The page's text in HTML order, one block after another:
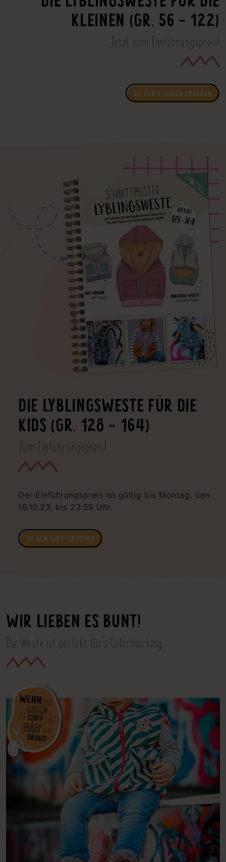
KLEINEN (GR. 56 - 122)
Jetzt zum Einführungspreis!
ZU DEN KLEINEN GRÖSSEN
DIE LYBLINGSWESTE FÜR DIE
KIDS (GR. 128 - 164)
Zum Einführungspreis!
Der Einführungspreis ist gültig bis Montag, den
16.10.23, bis 23:59 Uhr.
ZU DEN KIDS-GRÖSSEN
WIR LIEBEN ES BUNT!
Die Weste ist perfekt für's Colorblocking